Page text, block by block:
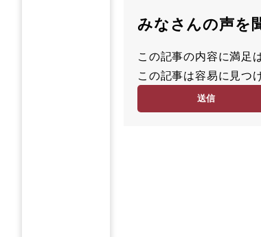
みなさんの声を
満
足
この記事の内容に満
容
度
この記事は容易に見